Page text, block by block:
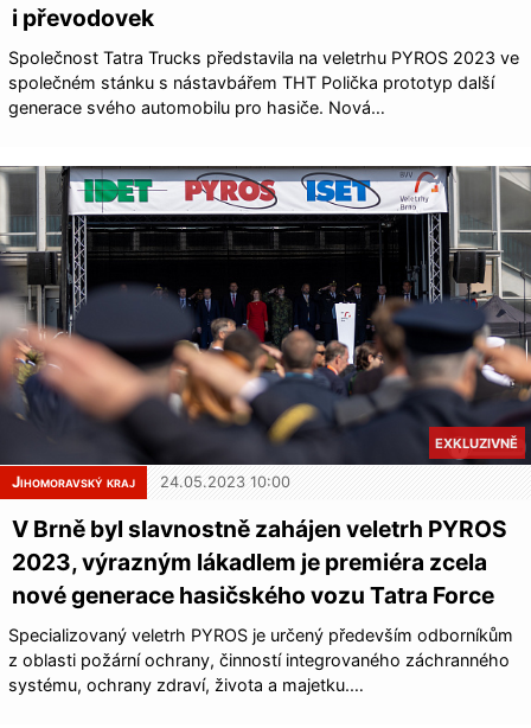
i převodovek
Společnost Tatra Trucks představila na veletrhu PYROS 2023 ve
společném stánku s nástavbářem THT Polička prototyp další
generace svého automobilu pro hasiče. Nová…
EXKLUZIVNĚ
Jihomoravský kraj 24.05.2023 10:00
V Brně byl slavnostně zahájen veletrh PYROS
2023, výrazným lákadlem je premiéra zcela
nové generace hasičského vozu Tatra Force
Specializovaný veletrh PYROS je určený především odborníkům
z oblasti požární ochrany, činností integrovaného záchranného
systému, ochrany zdraví, života a majetku.…